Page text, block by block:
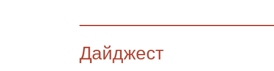
Дайджест